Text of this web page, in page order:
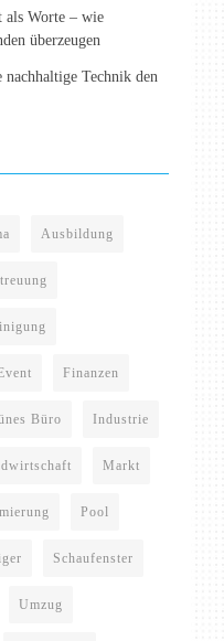
als Worte – wie
überzeugen
nachhaltige Technik den
Ausbildung
Finanzen
Büro Industrie
Markt
Pool
Schaufenster
Umzug